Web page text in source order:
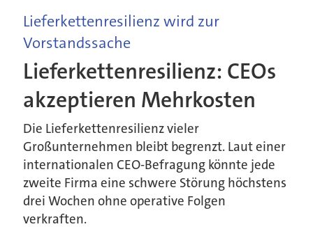
Lieferkettenresilienz wird zur
Vorstandssache
Lieferkettenresilienz: CEOs
akzeptieren Mehrkosten
Die Lieferkettenresilienz vieler
Großunternehmen bleibt begrenzt. Laut einer
internationalen CEO-Befragung könnte jede
zweite Firma eine schwere Störung höchstens
drei Wochen ohne operative Folgen
verkraften.